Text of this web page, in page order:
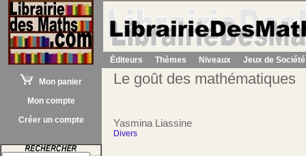
Mon panier
Mon compte
Créer un compte
Éditeurs Thèmes Niveaux Jeux de Société
Le goût des mathématiques
Yasmina Liassine
Divers